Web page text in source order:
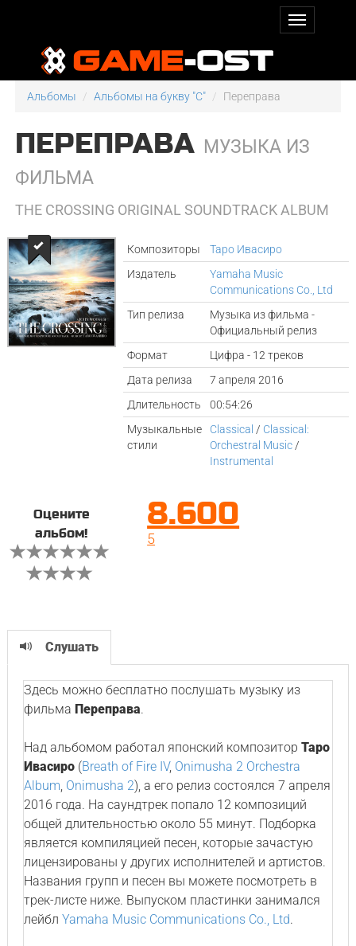
Альбомы Альбомы на букву "C" Переправа
ПЕРЕПРАВА МУЗЫКА ИЗ
ФИЛЬМА
THE CROSSING ORIGINAL SOUNDTRACK ALBUM
Композиторы
Таро Ивасиро
Издатель
Yamaha Music
Communications Co., Ltd
Тип релиза
Музыка из фильма -
Официальный релиз
Формат
Цифра - 12 треков
Дата релиза
7 апреля 2016
Длительность
00:54:26
Музыкальные
стили
Classical / Classical:
Orchestral Music /
Instrumental
Оцените
альбом!
8.600
5
Слушать
Здесь можно бесплатно послушать музыку из
фильма Переправа.
Над альбомом работал японский композитор Таро
Ивасиро(Breath of Fire IV, Onimusha 2 Orchestra
Album, Onimusha 2), а его релиз состоялся 7 апреля
2016 года. На саундтрек попало 12 композиций
общей длительностью около 55 минут. Подборка
является компиляцией песен, которые зачастую
лицензированы у других исполнителей и артистов.
Названия групп и песен вы можете посмотреть в
трек-листе ниже. Выпуском пластинки занимался
лейбл Yamaha Music Communications Co., Ltd.